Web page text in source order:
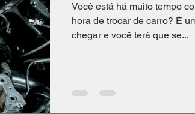
Você está há muito tempo
hora de trocar de carro? É
chegar e você terá que se...